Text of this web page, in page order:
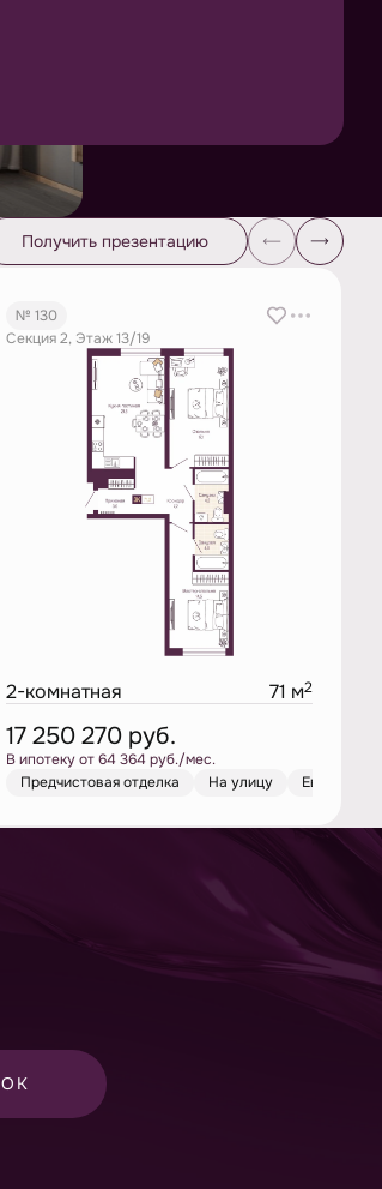
Получить презентацию
Предчистовая отделка Во двор
№ 130
Секция 2, Этаж 13/19
2-комнатная 71 м2
17 250 270 руб.
В ипотеку от 64 364 руб./мес.
Предчистовая отделка
На улицу